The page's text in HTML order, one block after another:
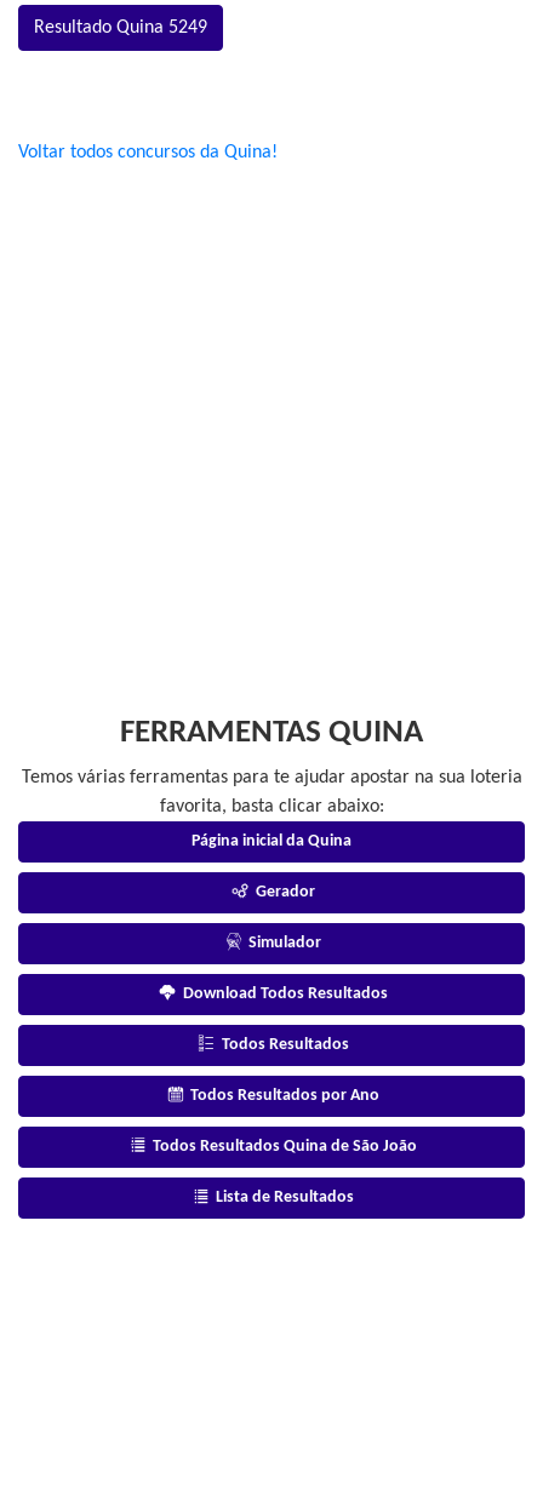
Resultado Quina 5249
Voltar todos concursos da Quina!
FERRAMENTAS QUINA
Temos várias ferramentas para te ajudar apostar na sua loteria
favorita, basta clicar abaixo:
Página inicial da Quina
Gerador
Simulador
Download Todos Resultados
Todos Resultados
Todos Resultados por Ano
Todos Resultados Quina de São João
Lista de Resultados